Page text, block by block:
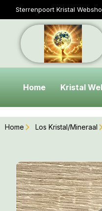
Sterrenpoort Kristal
Home Kristal
Home Los Kristal/Mineraal